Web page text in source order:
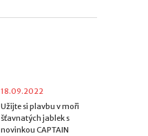
18.09.2022
Užijte si plavbu v moři
šťavnatých jablek s
novinkou CAPTAIN